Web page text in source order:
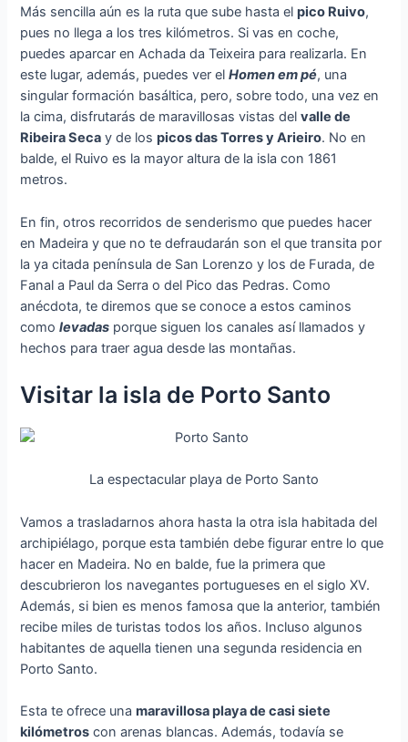
Más sencilla aún es la ruta que sube hasta elpico Ruivo,
pues no llega a los tres kilómetros. Si vas en coche,
puedes aparcar en Achada da Teixeira para realizarla. En
este lugar, además, puedes ver elHomen em pé, una
singular formación basáltica, pero, sobre todo, una vez en
la cima, disfrutarás de maravillosas vistas delvalle de
Ribeira Seca y de lospicos das Torres y Arieiro. No en
balde, el Ruivo es la mayor altura de la isla con 1861
metros.
En fin, otros recorridos de senderismo que puedes hacer
en Madeira y que no te defraudarán son el que transita por
la ya citada península de San Lorenzo y los de Furada, de
Fanal a Paul da Serra o del Pico das Pedras. Como
anécdota, te diremos que se conoce a estos caminos
comolevadas porque siguen los canales así llamados y
hechos para traer agua desde las montañas.
Visitar la isla de Porto Santo
La espectacular playa de Porto Santo
Vamos a trasladarnos ahora hasta la otra isla habitada del
archipiélago, porque esta también debe figurar entre lo que
hacer en Madeira. No en balde, fue la primera que
descubrieron los navegantes portugueses en el siglo XV.
Además, si bien es menos famosa que la anterior, también
recibe miles de turistas todos los años. Incluso algunos
habitantes de aquella tienen una segunda residencia en
Porto Santo.
Esta te ofrece unamaravillosa playa de casi siete
kilómetros con arenas blancas. Además, todavía se